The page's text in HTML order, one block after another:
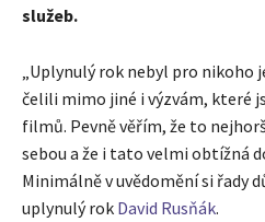
služeb.
„Uplynulý rok nebyl pro nikoho
čelili mimo jiné i výzvám, které
filmů. Pevně věřím, že to
sebou a že i tato velmi obtížná
Minimálně v uvědomění si řady
uplynulý rok David Rusňák.